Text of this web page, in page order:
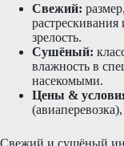
Свежий:
зрелость.
Сушёный:
влажность в
насекомыми.
Цены &
Свежий и сушёный